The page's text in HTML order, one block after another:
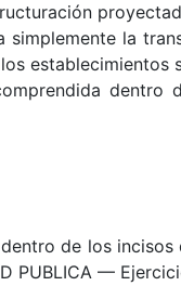
la
establecimientos
dentro
de los
PUBLICA —